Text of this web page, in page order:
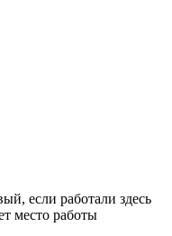
если работали здесь
место работы